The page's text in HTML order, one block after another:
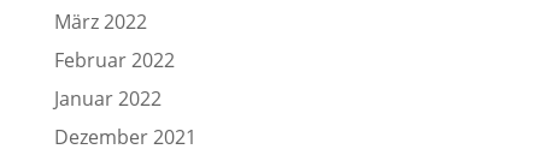
März 2022
Februar 2022
Januar 2022
Dezember 2021